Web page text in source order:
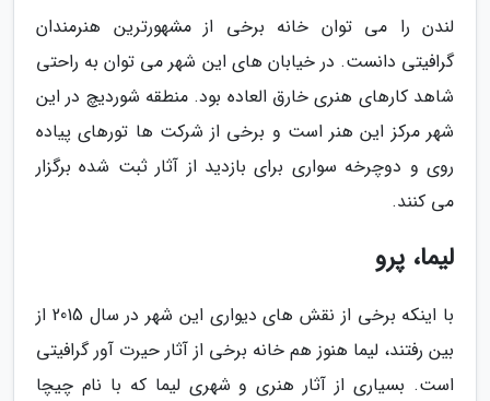
لندن را می توان خانه برخی از مشهورترین هنرمندان
گرافیتی دانست. در خیابان های این شهر می توان به راحتی
شاهد کارهای هنری خارق العاده بود. منطقه شوردیچ در این
شهر مرکز این هنر است و برخی از شرکت ها تورهای پیاده
روی و دوچرخه سواری برای بازدید از آثار ثبت شده برگزار
می کنند.
لیما، پرو
با اینکه برخی از نقش های دیواری این شهر در سال 2015 از
بین رفتند، لیما هنوز هم خانه برخی از آثار حیرت آور گرافیتی
است. بسیاری از آثار هنری و شهری لیما که با نام چیچا